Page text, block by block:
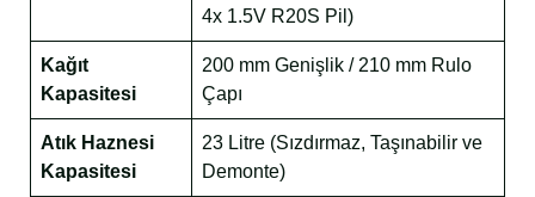
4x 1.5V R20S Pil)
Kağıt
Kapasitesi
200 mm Genişlik / 210 mm Rulo
Çapı
Atık Haznesi
Kapasitesi
23 Litre (Sızdırmaz, Taşınabilir ve
Demonte)